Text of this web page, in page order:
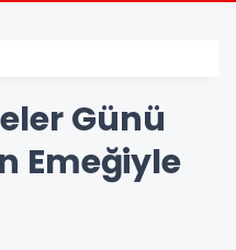
Günü
Emeğiyle